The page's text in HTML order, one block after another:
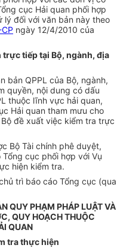
cục Hải quan phối hợp
lý đối với văn bản này theo
ngày 12/4/2010 của
trực tiếp tại Bộ, ngành, địa
bản QPPL của Bộ, ngành,
quyền, nội dung có dấu
thuộc lĩnh vực hải quan,
Hải quan tham mưu cho
đề xuất việc kiểm tra trực
Bộ Tài chính phê duyệt,
cục phối hợp với Vụ
hiện kiểm tra.
trì báo cáo Tổng cục (qua
QUY PHẠM PHÁP LUẬT VÀ
QUY HOẠCH THUỘC
QUAN
tra thực hiện